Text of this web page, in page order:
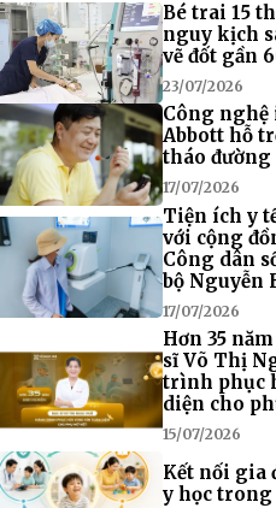
Bé trai 15
nguy kịch
vẽ đốt gần
23/07/2026
Công
Abbott hỗ
tháo đường
17/07/2026
Tiện ích y
với cộng
Công dân
bộ Nguyễn
17/07/2026
Hơn 35
sĩ Võ Thị
trình phục
diện cho
15/07/2026
Kết nối gia
y học